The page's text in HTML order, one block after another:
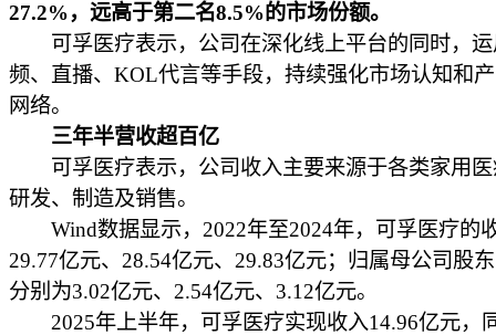
27.2%，远高于第二名8.5%的市场份额。
可孚医疗表示，公司在深化线上平台的同时，运
频、直播、KOL代言等手段，持续强化市场认知和
网络。
三年半营收超百亿
可孚医疗表示，公司收入主要来源于各类家用医
研发、制造及销售。
Wind数据显示，2022年至2024年，可孚医疗的
29.77亿元、28.54亿元、29.83亿元；归属母公司股
分别为3.02亿元、2.54亿元、3.12亿元。
2025年上半年，可孚医疗实现收入14.96亿元，